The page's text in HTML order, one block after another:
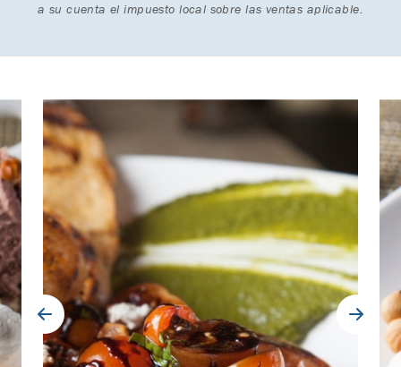
a su cuenta el impuesto local sobre las ventas aplicable.